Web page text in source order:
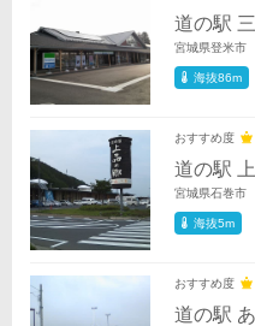
道の駅
宮城県登米市
海抜86m
おすすめ度
道の駅
宮城県石巻市
海抜5m
おすすめ度
道の駅